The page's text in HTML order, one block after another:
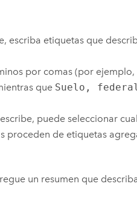
escriba etiquetas que
por comas (por ejemplo,
que Suelo,
puede seleccionar
proceden de etiquetas
un resumen que